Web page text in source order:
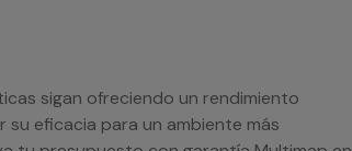
sigan ofreciendo un rendimiento
eficacia para un ambiente más